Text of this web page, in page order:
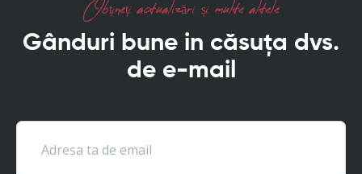
Obțineți actualizări și multe altele
Gânduri bune in căsuța dvs.
de e-mail